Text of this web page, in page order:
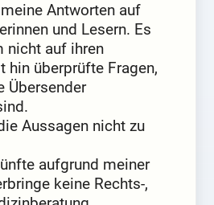
Antworten auf
und Lesern. Es
nicht auf ihren
hin überprüfte Fragen,
Übersender
Aussagen nicht zu
aufgrund meiner
keine Rechts-,